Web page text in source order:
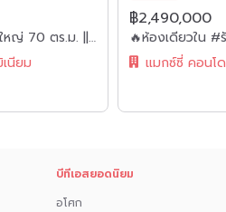
#บางนา || ✨คอนโดห้องใหญ่ 70 ตร.ม. || 2 นอน 2 น้ำ || 🚝 ใกล้ BTS บางนา || 💵 ผ่อนเพียง 8,xxx เท่านั้น!!! || 🛍️ เฟอร์ครบ พร้อมเข้าอยู่ || 👫🏻อยู่ได้ทั้งครอบครัว
นียม
฿2,490,000
แมกซ์ซี่ คอนโด
บีทีเอสยอดนิยม
อโศก